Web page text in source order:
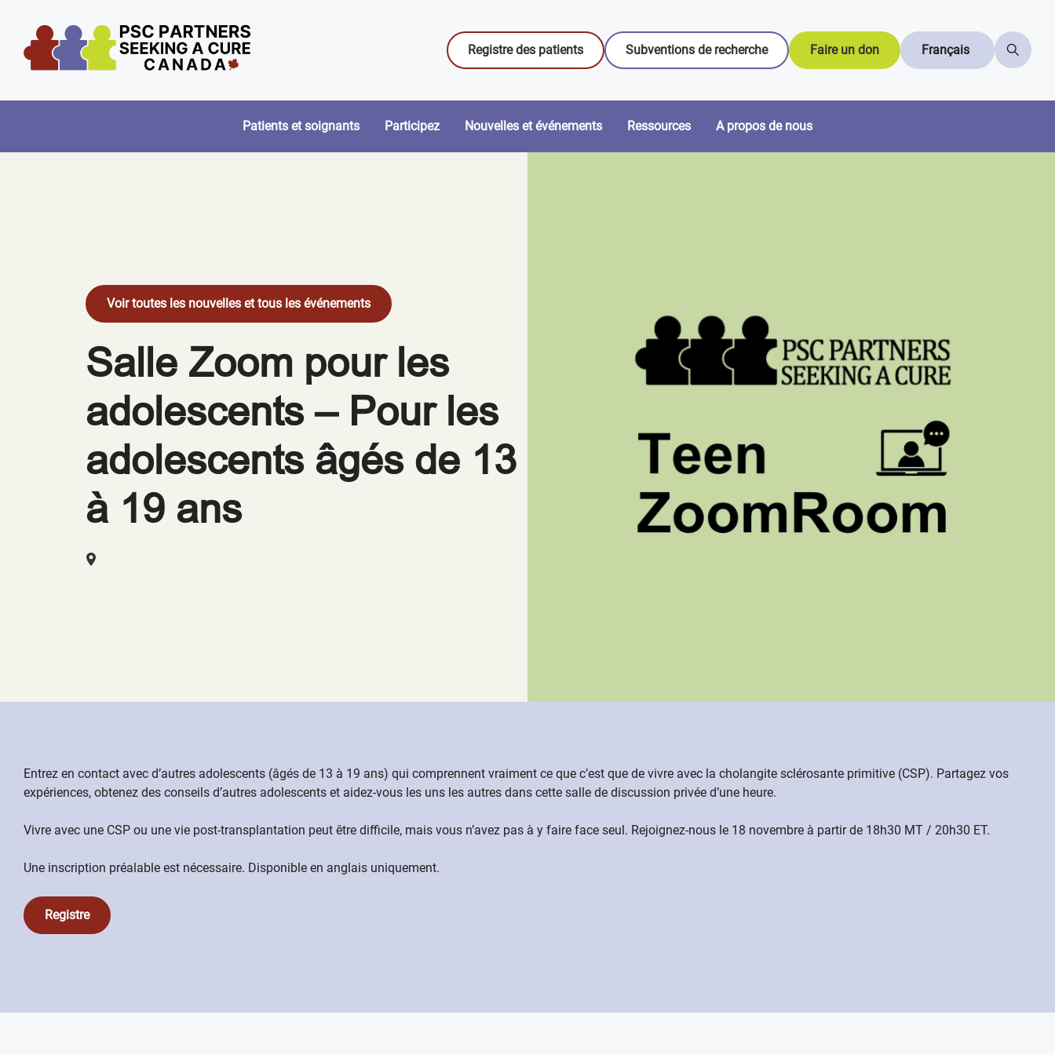
contenu
Registre des patients Subventions de recherche Faire un don Français
Patients et soignants Participez Nouvelles et événements Ressources A propos de nous
Voir toutes les nouvelles et tous les événements
Salle Zoom pour les
adolescents – Pour les
adolescents âgés de 13
à 19 ans
Entrez en contact avec d’autres adolescents (âgés de 13 à 19 ans) qui comprennent vraiment ce que c’est que de vivre avec la cholangite sclérosante primitive (CSP). Partagez vos
expériences, obtenez des conseils d’autres adolescents et aidez-vous les uns les autres dans cette salle de discussion privée d’une heure.
Vivre avec une CSP ou une vie post-transplantation peut être difficile, mais vous n’avez pas à y faire face seul. Rejoignez-nous le 18 novembre à partir de 18h30 MT / 20h30 ET.
Une inscription préalable est nécessaire. Disponible en anglais uniquement.
Registre